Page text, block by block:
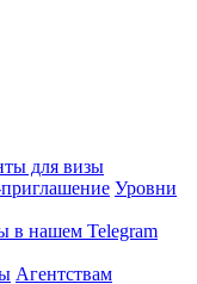
для визы
Уровни
в нашем Telegram
Агентствам